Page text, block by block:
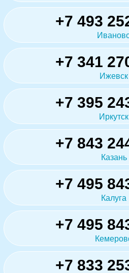
+7 493
+7 341
Ижевск
+7 395
Иркутск
+7 843
Казань
+7 495
Калуга
+7 495
+7 833